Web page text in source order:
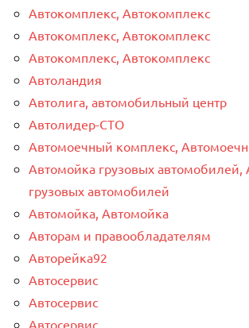
Автокомплекс, Автокомплекс
Автокомплекс, Автокомплекс
Автокомплекс, Автокомплекс
Автоландия
Автолига, автомобильный центр
Автолидер-СТО
Автомоечный комплекс,
Автомойка грузовых автомобилей,
грузовых автомобилей
Автомойка, Автомойка
Авторам и правообладателям
Авторейка92
Автосервис
Автосервис
Автосервис